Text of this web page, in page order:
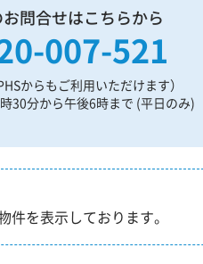
問合せはこちらから
007-521
からもご利用いただけます）
30分から午後6時まで (平日のみ)
を表示しております。